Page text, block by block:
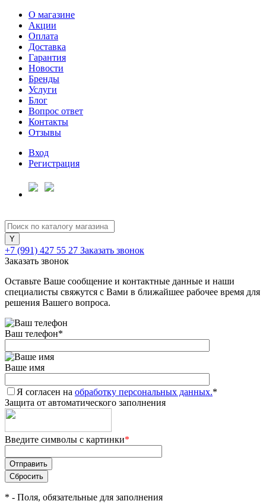
О магазине
Акции
Оплата
Доставка
Гарантия
Новости
Бренды
Услуги
Блог
Вопрос ответ
Контакты
Отзывы
Вход
Регистрация
+7 (991) 427 55 27 Заказать звонок
Заказать звонок
Оставьте Ваше сообщение и контактные данные и наши
специалисты свяжутся с Вами в ближайшее рабочее время для
решения Вашего вопроса.
Ваш телефон*
Ваше имя
Я согласен на обработку персональных данных.*
Защита от автоматического заполнения
Введите символы с картинки*
* - Поля, обязательные для заполнения
Для клиентов всех банков
Разбейте
оплатуна части
без переплат
График платежей
Сегодня
25%
Добавляйте товары
в корзину
Оплачивайте сегодня только
25% картой любого банка
Получайте товар
выбранный способом
Оставшиеся75% будут
списыватьсяс вашей карты
по